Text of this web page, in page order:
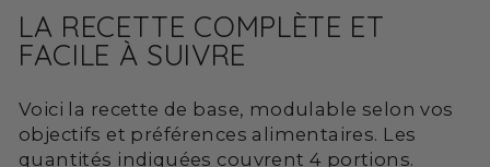
LA RECETTE COMPLÈTE ET
FACILE À SUIVRE
Voici la recette de base, modulable selon vos
objectifs et préférences alimentaires. Les
quantités indiquées couvrent 4 portions.